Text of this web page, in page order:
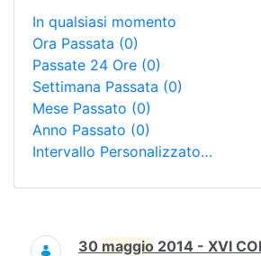
In qualsiasi momento
Ora Passata (0)
Passate 24 Ore (0)
Settimana Passata (0)
Mese Passato (0)
Anno Passato (0)
Intervallo Personalizzato…
Ricerca
30 maggio 2014 - XVI